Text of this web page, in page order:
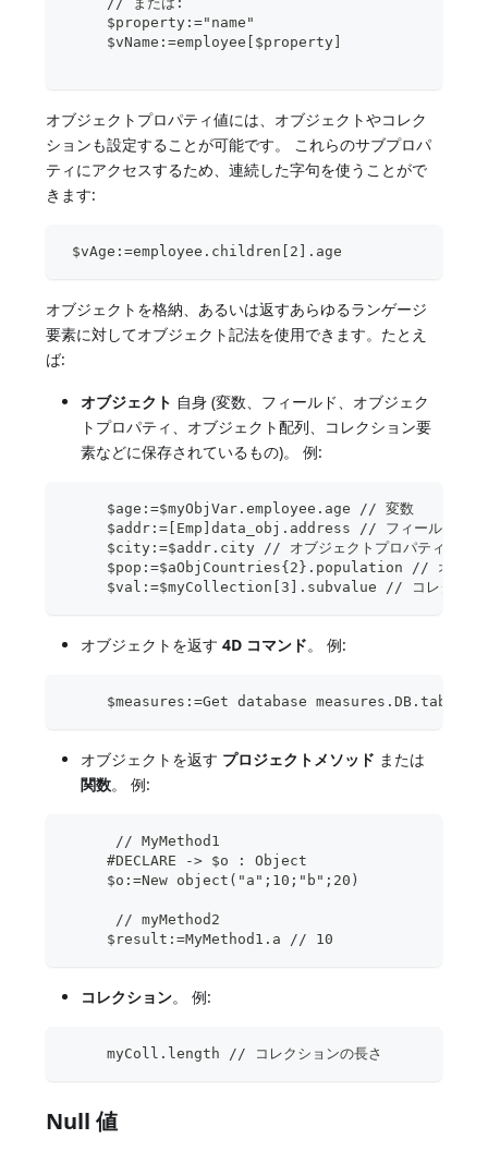
     $property:="name"
     $vName:=employee[$property]
オブジェクトプロパティ値には、オブジェクトやコレク
ションも設定することが可能です。 これらのサブプロパ
ティにアクセスするため、連続した字句を使うことがで
きます:
$vAge:=employee.children[2].age
オブジェクトを格納、あるいは返すあらゆるランゲージ
要素に対してオブジェクト記法を使用できます。たとえ
ば:
オブジェクト 自身 (変数、フィールド、オブジェク
トプロパティ、オブジェクト配列、コレクション要
素などに保存されているもの)。 例:
     $age:=$myObjVar.employee.age // 変数
     $addr:=[Emp]data_obj.address // フィールド
     $city:=$addr.city // オブジェクトプロパティ
$pop:=$aObjCountries{2}.population // オブジ
$val:=$myCollection[3].subvalue // コレクショ
オブジェクトを返す4D コマンド。 例:
     $measures:=Get database measures.DB.tables
オブジェクトを返す プロジェクトメソッド または
関数。 例:
      // MyMethod1
     #DECLARE -> $o : Object
     $o:=New object("a";10;"b";20)
      // myMethod2
     $result:=MyMethod1.a // 10
コレクション。 例:
     myColl.length // コレクションの長さ
Null 値